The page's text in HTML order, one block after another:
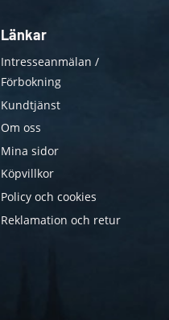
Länkar
Intresseanmälan /
Förbokning
Kundtjänst
Om oss
Mina sidor
Köpvillkor
Policy och cookies
Reklamation och retur